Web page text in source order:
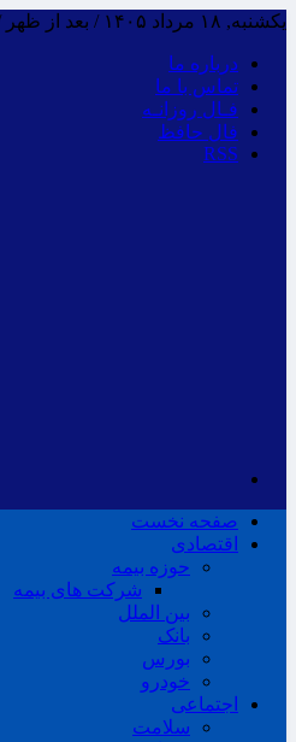
یکشنبه, ۱۸ مرداد ۱۴۰۵ / بعد از ظهر /
درباره ما
تماس با ما
فـال روزانـه
فال حافظ
RSS
صفحه نخست
اقتصادی
حوزه بیمه
شرکت های بیمه
بین الملل
بانک
بورس
خودرو
اجتماعی
سلامت